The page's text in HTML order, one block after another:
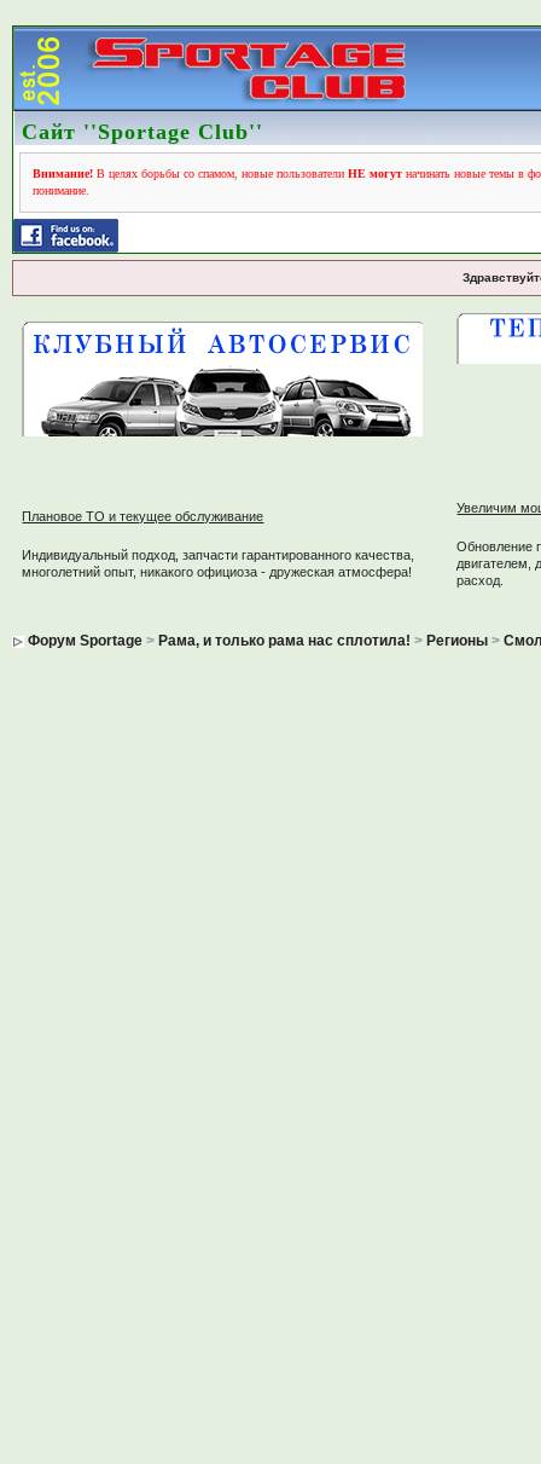
Сайт ''Sportage Club''
Внимание!В целях борьбы со спамом, новые пользователи НЕ могутначинать новые темы в
понимание.
Плановое ТО и текущее обслуживание
Индивидуальный подход, запчасти гарантированного качества,
многолетний опыт, никакого официоза - дружеская атмосфера!
Увеличим
Обновление
двигателем,
расход.
Форум Sportage> Рама, и только рама нас сплотила! > Регионы>